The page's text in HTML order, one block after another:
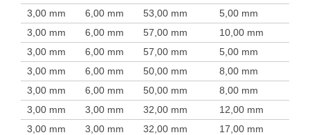
3,00 mm
6,00 mm 53,00 mm 5,00 mm
3,00 mm
6,00 mm 57,00 mm 10,00 mm
3,00 mm
6,00 mm 57,00 mm 5,00 mm
3,00 mm
6,00 mm 50,00 mm 8,00 mm
3,00 mm
6,00 mm 50,00 mm 8,00 mm
3,00 mm
3,00 mm 32,00 mm 12,00 mm
3,00 mm
3,00 mm 32,00 mm 17,00 mm